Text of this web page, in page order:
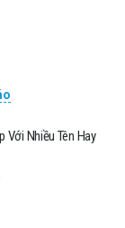
Với Nhiều Tên Hay